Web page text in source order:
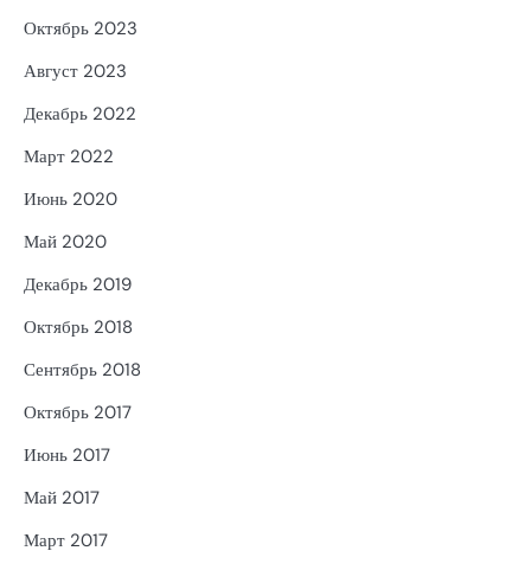
Октябрь 2023
Август 2023
Декабрь 2022
Март 2022
Июнь 2020
Май 2020
Декабрь 2019
Октябрь 2018
Сентябрь 2018
Октябрь 2017
Июнь 2017
Май 2017
Март 2017